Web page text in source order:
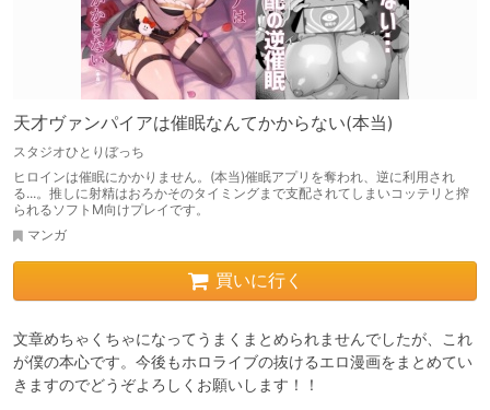
天才ヴァンパイアは催眠なんてかからない(本当)
スタジオひとりぼっち
ヒロインは催眠にかかりません。(本当)催眠アプリを奪われ、逆に利用され
る...。推しに射精はおろかそのタイミングまで支配されてしまいコッテリと搾
られるソフトM向けプレイです。
マンガ
買いに行く
文章めちゃくちゃになってうまくまとめられませんでしたが、これ
が僕の本心です。今後もホロライブの抜けるエロ漫画をまとめてい
きますのでどうぞよろしくお願いします！！